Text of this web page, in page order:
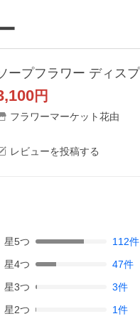
円
フラワーマーケット花由
レビューを投稿する
星5つ 112件
星4つ 47件
星3つ 3件
星2つ 1件